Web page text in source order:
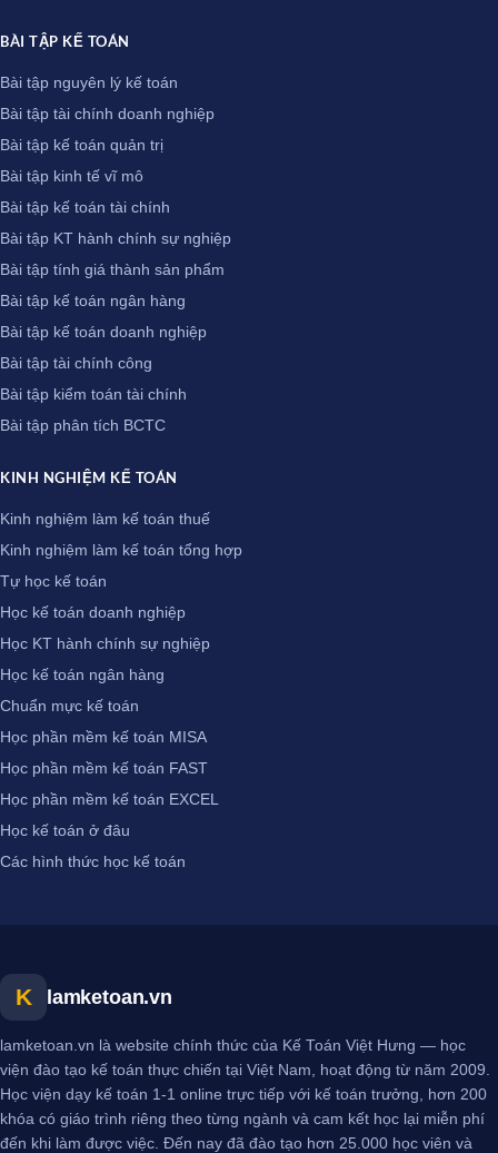
BÀI TẬP KẾ TOÁN
Bài tập nguyên lý kế toán
Bài tập tài chính doanh nghiệp
Bài tập kế toán quản trị
Bài tập kinh tế vĩ mô
Bài tập kế toán tài chính
Bài tập KT hành chính sự nghiệp
Bài tập tính giá thành sản phẩm
Bài tập kế toán ngân hàng
Bài tập kế toán doanh nghiệp
Bài tập tài chính công
Bài tập kiểm toán tài chính
Bài tập phân tích BCTC
KINH NGHIỆM KẾ TOÁN
Kinh nghiệm làm kế toán thuế
Kinh nghiệm làm kế toán tổng hợp
Tự học kế toán
Học kế toán doanh nghiệp
Học KT hành chính sự nghiệp
Học kế toán ngân hàng
Chuẩn mực kế toán
Học phần mềm kế toán MISA
Học phần mềm kế toán FAST
Học phần mềm kế toán EXCEL
Học kế toán ở đâu
Các hình thức học kế toán
K lamketoan.vn
lamketoan.vn là website chính thức của Kế Toán Việt Hưng — học
viện đào tạo kế toán thực chiến tại Việt Nam, hoạt động từ năm 2009.
Học viện dạy kế toán 1-1 online trực tiếp với kế toán trưởng, hơn 200
khóa có giáo trình riêng theo từng ngành và cam kết học lại miễn phí
đến khi làm được việc. Đến nay đã đào tạo hơn 25.000 học viên và